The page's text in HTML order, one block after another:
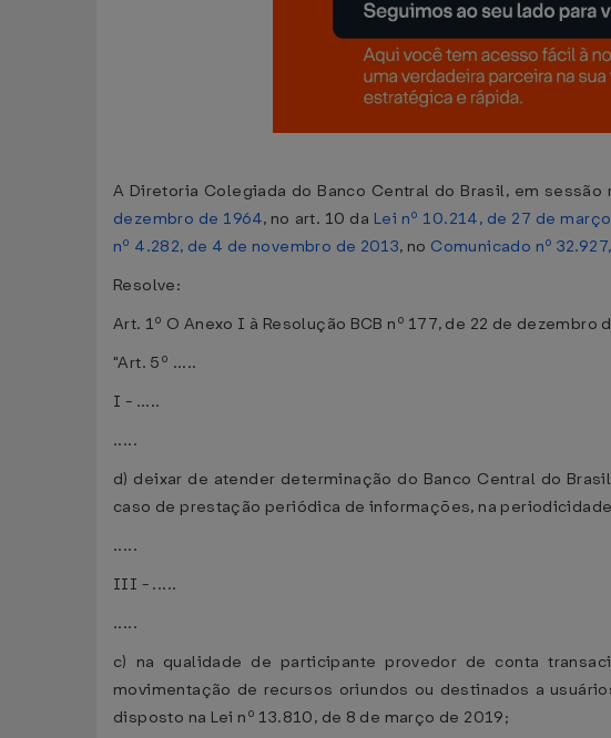
A Diretoria Colegiada do Banco Central do Brasil, em
dezembro de 1964, no art. 10 da Lei nº 10.214, de 27 de
nº 4.282, de 4 de novembro de 2013, no Comunicado nº
Resolve:
Art. 1º O Anexo I à Resolução BCB nº 177, de 22 de
"Art. 5º .....
I - .....
.....
d) deixar de atender determinação do Banco Central do
caso de prestação periódica de informações, na
.....
III - .....
.....
c) na qualidade de participante provedor de conta
movimentação de recursos oriundos ou destinados a
disposto na Lei nº 13.810, de 8 de março de 2019;